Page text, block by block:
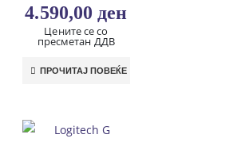
4.590,00 ден
Цените се со
пресметан ДДВ
ПРОЧИТАЈ ПОВЕЌЕ